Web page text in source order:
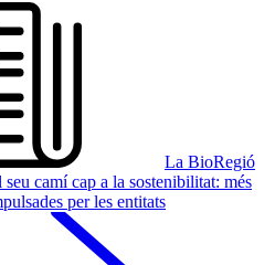
La BioRegió
camí cap a la sostenibilitat: més
per les entitats